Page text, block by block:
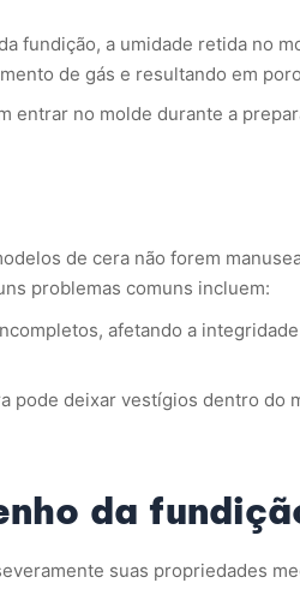
fundição, a umidade retida no
de gás e resultando em
entrar no molde durante a
de cera não forem
problemas comuns incluem:
afetando a
pode deixar vestígios dentro do
da
suas propriedades